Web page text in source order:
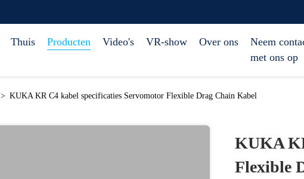
Thuis Producten Video's VR-show Over ons
Neem
met ons op
> KUKA KR C4 kabel specificaties Servomotor Flexible Drag Chain Kabel
KUKA
Flexible